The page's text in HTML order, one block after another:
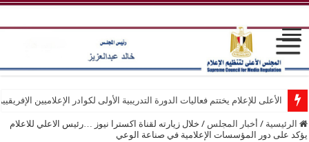
الأعلى للإعلام يختتم فعاليات الدورة التدريبية الأولى لكوادر الإعلاميين
الرئيسية / أخبار المجلس / خلال زيارته لقناة اكسترا نيوز …رئيس الاعلي للاعلام
يؤكد على دور المؤسسات الإعلامية في صناعة الوعي